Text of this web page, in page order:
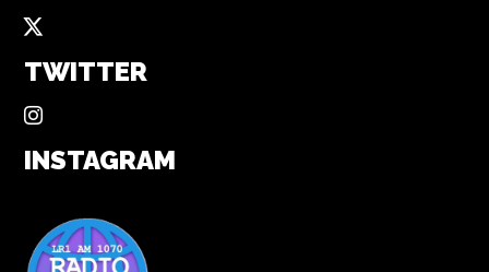
TWITTER
INSTAGRAM